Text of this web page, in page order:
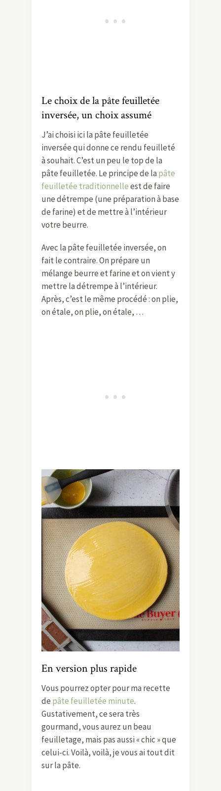
Le choix de la pâte feuilletée
inversée, un choix assumé
J’ai choisi ici la pâte feuilletée
inversée qui donne ce rendu feuilleté
à souhait. C’est un peu le top de la
pâte feuilletée. Le principe de la pâte
feuilletée traditionnelleest de faire
une détrempe (une préparation à base
de farine) et de mettre à l’intérieur
votre beurre.
Avec la pâte feuilletée inversée, on
fait le contraire. On prépare un
mélange beurre et farine et on vient y
mettre la détrempe à l’intérieur.
Après, c’est le même procédé : on plie,
on étale, on plie, on étale, …
En version plus rapide
Vous pourrez opter pour ma recette
de pâte feuilletée minute.
Gustativement, ce sera très
gourmand, vous aurez un beau
feuilletage, mais pas aussi « chic » que
celui-ci. Voilà, voilà, je vous ai tout dit
sur la pâte.